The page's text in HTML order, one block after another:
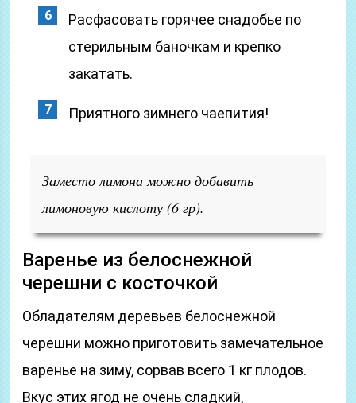
Расфасовать горячее снадобье по
стерильным баночкам и крепко
закатать.
Приятного зимнего чаепития!
Заместо лимона можно добавить
лимоновую кислоту (6 гр).
Варенье из белоснежной
черешни с косточкой
Обладателям деревьев белоснежной
черешни можно приготовить замечательное
варенье на зиму, сорвав всего 1 кг плодов.
Вкус этих ягод не очень сладкий,